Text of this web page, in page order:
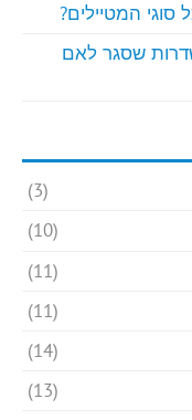
המטיילים?
בשדרות שסגר לאם